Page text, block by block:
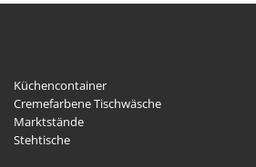
Küchencontainer
Cremefarbene Tischwäsche
Marktstände
Stehtische